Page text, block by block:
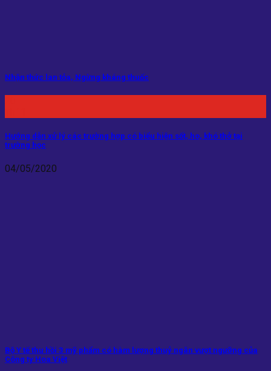
Nhận thức lan tỏa, Ngừng kháng thuốc
Hướng dẫn xử lý các trường hợp có biểu hiện sốt, ho, khó thở tại
trường học
04/05/2020
Bộ Y tế thu hồi 3 mỹ phẩm có hàm lượng thuỷ ngân vượt ngưỡng của
Công ty Hoa Việt